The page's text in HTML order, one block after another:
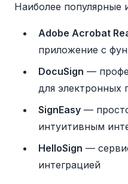
Наиболее популярные
Adobe Acrobat
приложение с
DocuSign —
для электронных
SignEasy —
интуитивным
HelloSign —
интеграцией